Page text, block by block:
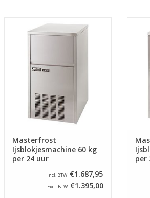
Deze ijsblokjesmachine
produceert ca. 60 kg ijs per 24
een inspuitsysteem.
Masterfrost
Ijsblokjesmachine 60 kg
per 24 uur
Incl. BTW €1.687,95
Excl. BTW €1.395,00
per